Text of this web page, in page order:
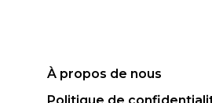
À propos de nous